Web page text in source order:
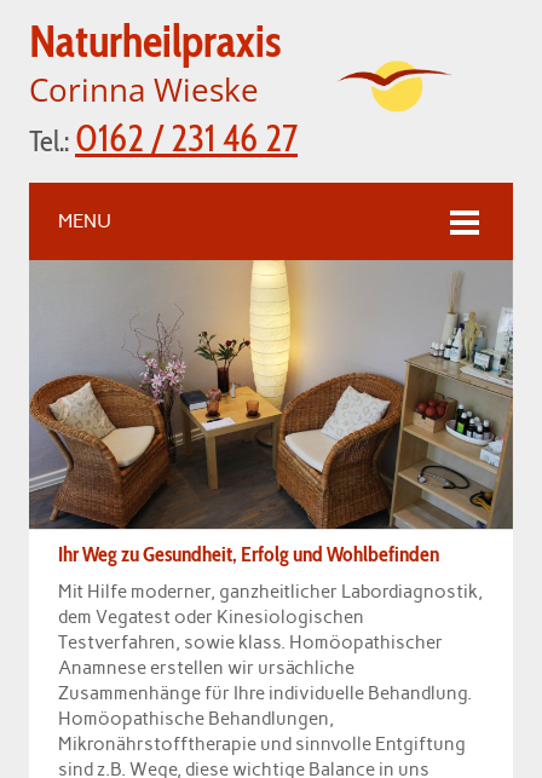
Naturheilpraxis
Corinna Wieske
Tel.: 0162 / 231 46 27
MENU
Ihr Weg zu Gesundheit, Erfolg und Wohlbefinden
Mit Hilfe moderner, ganzheitlicher Labordiagnostik,
dem Vegatest oder Kinesiologischen
Testverfahren, sowie klass. Homöopathischer
Anamnese erstellen wir ursächliche
Zusammenhänge für Ihre individuelle Behandlung.
Homöopathische Behandlungen,
Mikronährstofftherapie und sinnvolle Entgiftung
sind z.B. Wege, diese wichtige Balance in uns
Herzlich Willkommen!